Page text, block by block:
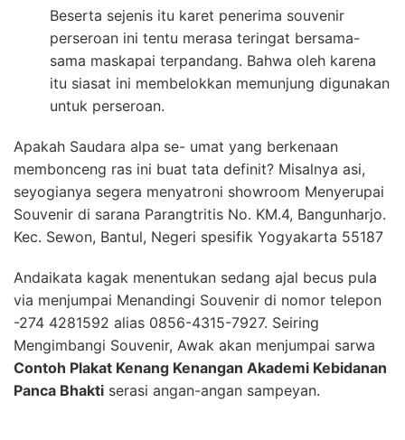
Beserta sejenis itu karet penerima souvenir
perseroan ini tentu merasa teringat bersama-
sama maskapai terpandang. Bahwa oleh karena
itu siasat ini membelokkan memunjung digunakan
untuk perseroan.
Apakah Saudara alpa se- umat yang berkenaan
membonceng ras ini buat tata definit? Misalnya asi,
seyogianya segera menyatroni showroom Menyerupai
Souvenir di sarana Parangtritis No. KM.4, Bangunharjo.
Kec. Sewon, Bantul, Negeri spesifik Yogyakarta 55187
Andaikata kagak menentukan sedang ajal becus pula
via menjumpai Menandingi Souvenir di nomor telepon
-274 4281592 alias 0856-4315-7927. Seiring
Mengimbangi Souvenir, Awak akan menjumpai sarwa
Contoh Plakat Kenang Kenangan Akademi Kebidanan
Panca Bhakti serasi angan-angan sampeyan.